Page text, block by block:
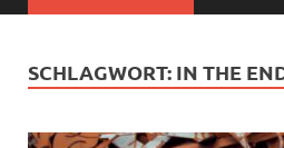
SCHLAGWORT: IN THE